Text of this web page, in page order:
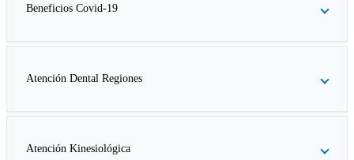
Beneficios Covid-19
Atención Dental Regiones
Atención Kinesiológica